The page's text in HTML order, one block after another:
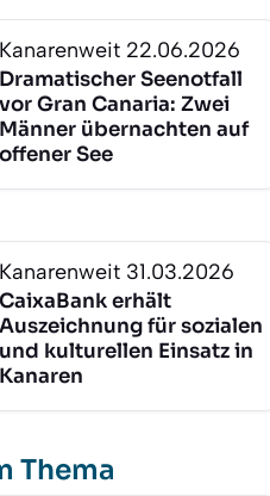
Kanarenweit 22.06.2026
Dramatischer Seenotfall
vor Gran Canaria: Zwei
Männer übernachten auf
offener See
Kanarenweit 31.03.2026
CaixaBank erhält
Auszeichnung für sozialen
und kulturellen Einsatz in
Kanaren
Thema